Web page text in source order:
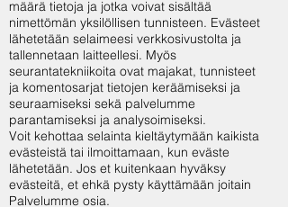
määrä tietoja ja jotka voivat sisältää
nimettömän yksilöllisen tunnisteen. Evästeet
lähetetään selaimeesi verkkosivustolta ja
tallennetaan laitteellesi. Myös
seurantatekniikoita ovat majakat, tunnisteet
ja komentosarjat tietojen keräämiseksi ja
seuraamiseksi sekä palvelumme
parantamiseksi ja analysoimiseksi.
Voit kehottaa selainta kieltäytymään kaikista
evästeistä tai ilmoittamaan, kun eväste
lähetetään. Jos et kuitenkaan hyväksy
evästeitä, et ehkä pysty käyttämään joitain
Palvelumme osia.